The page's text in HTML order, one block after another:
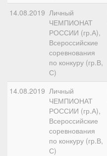
14.08.2019 Личный
ЧЕМПИОНАТ
РОССИИ (гр.А),
Всероссийские
соревнования
по конкуру (гр.В,
С)
14.08.2019 Личный
ЧЕМПИОНАТ
РОССИИ (гр.А),
Всероссийские
соревнования
по конкуру (гр.В,
С)